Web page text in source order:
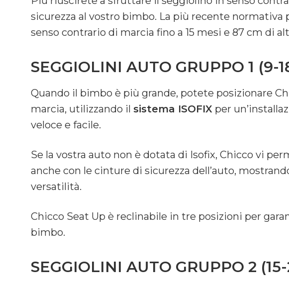
sicurezza al vostro bimbo. La più recente
senso contrario di marcia fino a 15 mesi e 87 cm di
SEGGIOLINI AUTO GRUPPO 1 (9-
Quando il bimbo è più grande, potete posizionare
marcia, utilizzando il sistema ISOFIX per
veloce e facile.
Se la vostra auto non è dotata di Isofix, Chicco vi
anche con le cinture di sicurezza dell’auto,
versatilità.
Chicco Seat Up è reclinabile in tre posizioni per
bimbo.
SEGGIOLINI AUTO GRUPPO 2